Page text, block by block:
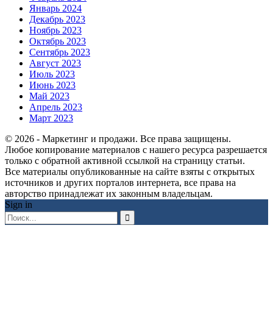
Январь 2024
Декабрь 2023
Ноябрь 2023
Октябрь 2023
Сентябрь 2023
Август 2023
Июль 2023
Июнь 2023
Май 2023
Апрель 2023
Март 2023
© 2026 - Маркетинг и продажи. Все права защищены.
Любое копирование материалов с нашего ресурса разрешается
только с обратной активной ссылкой на страницу статьи.
Все материалы опубликованные на сайте взяты с открытых
источников и других порталов интернета, все права на
авторство принадлежат их законным владельцам.
Sign in